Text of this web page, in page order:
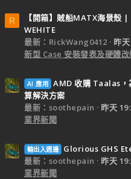
R
【開箱】賊船MATX海景殼
WEHITE
最新：RickWang0412
昨
新型 Case 安裝發表及硬體改
AI 應用 AMD 收購 Taalas，
算解決方案
最新：soothepain
昨天
業界新聞
輸出入週邊
Glorious GHS
最新：soothepain
昨天
業界新聞